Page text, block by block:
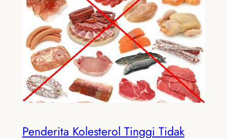
Penderita Kolesterol Tinggi Tidak